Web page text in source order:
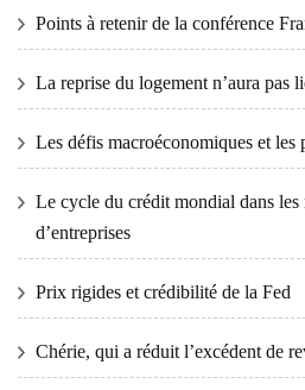
Points à retenir de la conférence
La reprise du logement n’aura pas
Les défis macroéconomiques et les
Le cycle du crédit mondial dans les
d’entreprises
Prix ​​​​rigides et crédibilité de la Fed
Chérie, qui a réduit l’excédent de